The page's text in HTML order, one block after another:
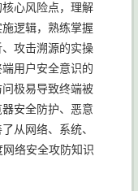
心风险点，理解
逻辑，熟练掌握
攻击溯源的实操
用户安全意识的
极易导致终端被
安全防护、恶意
从网络、系统、
络安全攻防知识